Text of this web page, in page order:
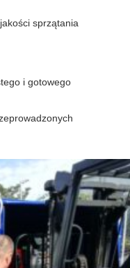
sprzątania
i gotowego